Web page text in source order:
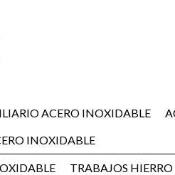
ACERO INOXIDABLE
INOXIDABLE
TRABAJOS HIERRO